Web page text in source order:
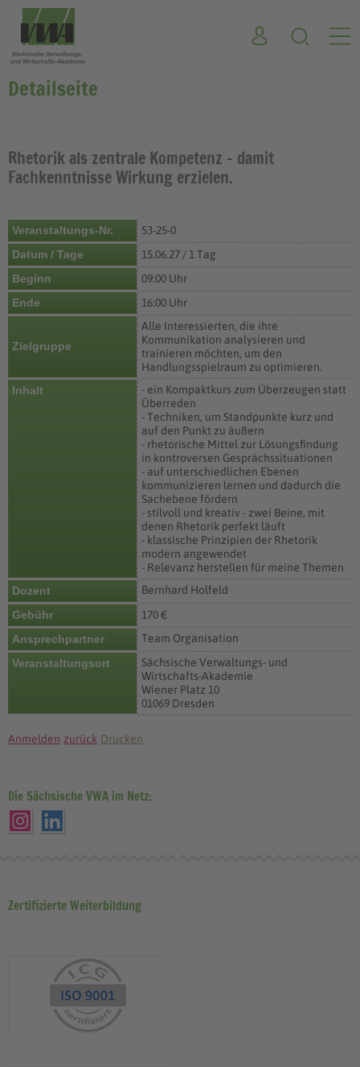
Detailseite
Rhetorik als zentrale Kompetenz - damit
Fachkenntnisse Wirkung erzielen.
Veranstaltungs-Nr.
53-25-0
Datum / Tage
15.06.27 / 1 Tag
Beginn
09:00 Uhr
Ende
16:00 Uhr
Zielgruppe
Alle Interessierten, die ihre
Kommunikation analysieren und
trainieren möchten, um den
Handlungsspielraum zu optimieren.
Inhalt
- ein Kompaktkurs zum Überzeugen statt
Überreden
- Techniken, um Standpunkte kurz und
auf den Punkt zu äußern
- rhetorische Mittel zur Lösungsfindung
in kontroversen Gesprächssituationen
- auf unterschiedlichen Ebenen
kommunizieren lernen und dadurch die
Sachebene fördern
- stilvoll und kreativ - zwei Beine, mit
denen Rhetorik perfekt läuft
- klassische Prinzipien der Rhetorik
modern angewendet
- Relevanz herstellen für meine Themen
Dozent
Bernhard Holfeld
Gebühr
170 €
Ansprechpartner
Team Organisation
Veranstaltungsort
Sächsische Verwaltungs- und
Wirtschafts-Akademie
Wiener Platz 10
01069 Dresden
Anmelden zurück Drucken
Die Sächsische VWA im Netz:
Zertifizierte Weiterbildung